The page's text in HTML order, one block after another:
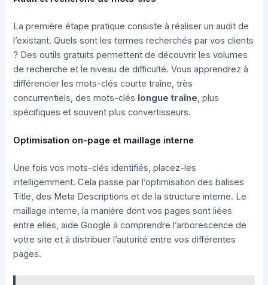
La première étape pratique consiste à réaliser un audit de
l’existant. Quels sont les termes recherchés par vos clients
? Des outils gratuits permettent de découvrir les volumes
de recherche et le niveau de difficulté. Vous apprendrez à
différencier les mots-clés courte traîne, très
concurrentiels, des mots-clés longue traîne, plus
spécifiques et souvent plus convertisseurs.
Optimisation on-page et maillage interne
Une fois vos mots-clés identifiés, placez-les
intelligemment. Cela passe par l’optimisation des balises
Title, des Meta Descriptions et de la structure interne. Le
maillage interne, la manière dont vos pages sont liées
entre elles, aide Google à comprendre l’arborescence de
votre site et à distribuer l’autorité entre vos différentes
pages.